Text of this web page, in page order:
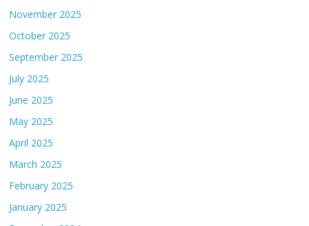
November 2025
October 2025
September 2025
July 2025
June 2025
May 2025
April 2025
March 2025
February 2025
January 2025